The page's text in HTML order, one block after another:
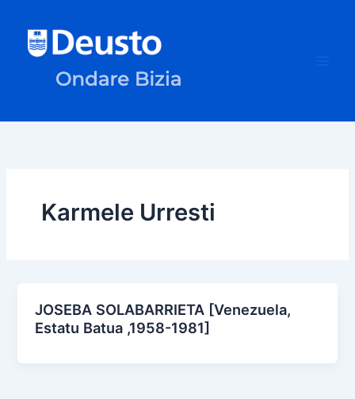
content
Karmele Urresti
JOSEBA SOLABARRIETA [Venezuela,
Estatu Batua ,1958-1981]